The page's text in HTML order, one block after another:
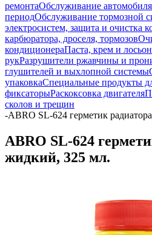
ремонтаОбслуживание
периодОбслуживание тормозной
электросистем, защита и очистка
карбюратора, дроселя, тормозов
кондиционераПаста, крем и
рукРазрушители ржавчины и
глушителей и выхлопной системы
упаковкаСпециальные продукты
фиксаторыРаскоксовка двигателя
сколов и трещин
-ABRO SL-624 герметик
ABRO SL-624
жидкий, 325 мл.